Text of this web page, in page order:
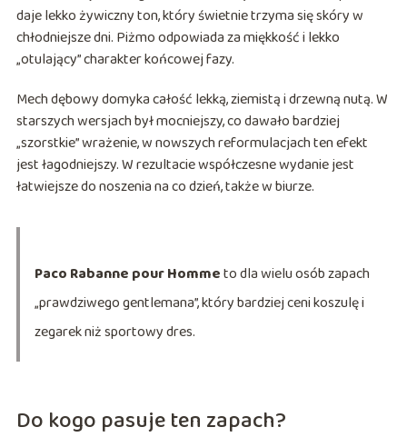
daje lekko żywiczny ton, który świetnie trzyma się skóry w
chłodniejsze dni. Piżmo odpowiada za miękkość i lekko
„otulający” charakter końcowej fazy.
Mech dębowy domyka całość lekką, ziemistą i drzewną nutą. W
starszych wersjach był mocniejszy, co dawało bardziej
„szorstkie” wrażenie, w nowszych reformulacjach ten efekt
jest łagodniejszy. W rezultacie współczesne wydanie jest
łatwiejsze do noszenia na co dzień, także w biurze.
Paco Rabanne pour Hommeto dla wielu osób zapach
„prawdziwego gentlemana”, który bardziej ceni koszulę i
zegarek niż sportowy dres.
Do kogo pasuje ten zapach?